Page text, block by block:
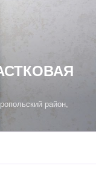
район,